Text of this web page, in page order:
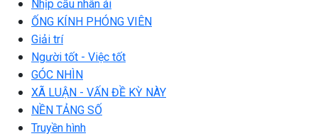
Nhịp cầu nhân ái
ỐNG KÍNH PHÓNG VIÊN
Giải trí
Người tốt - Việc tốt
GÓC NHÌN
XÃ LUẬN - VẤN ĐỀ KỲ NÀY
NỀN TẢNG SỐ
Truyền hình